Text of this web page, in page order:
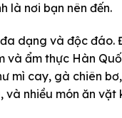
là nơi bạn nên đến.
dạng và độc
ẩm thực Hàn
mì cay, gà chiên
nhiều món ăn vặt